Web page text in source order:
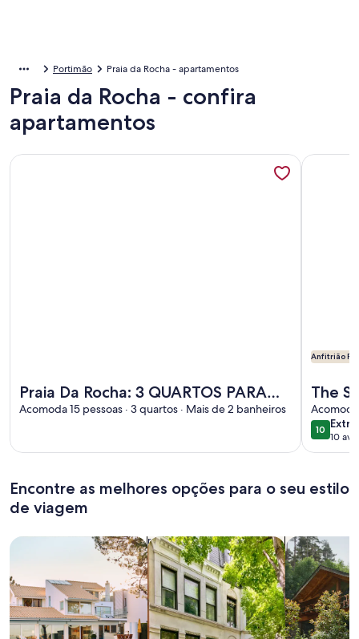
Portimão Praia da Rocha - apartamentos
Praia da Rocha - confira
apartamentos
Praia Da Rocha: 3 QUARTOS PARA
16PESSOAS.LUXOSO.MUITO
Acomoda 15 pessoas · 3 quartos · Mais de 2 banheiros
Mais informações sobre Praia Da Rocha: 3 QUARTOS PARA
Anfitrião
The
1010 de 10
10
(10
Mais
Encontre as melhores opções para o seu estilo
de viagem
Busque casas Busque apartamentos buscar